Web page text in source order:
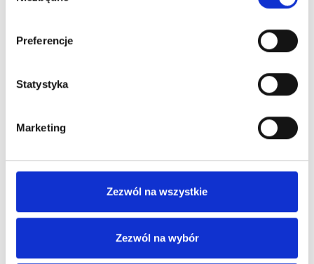
Preferencje
Statystyka
Marketing
Zezwól na wszystkie
Zezwól na wybór